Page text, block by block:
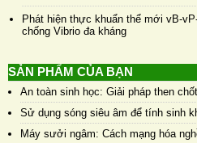
Phát hiện thực khuẩn thể mới vB-
chống Vibrio đa kháng
SẢN PHẨM CỦA BẠN
An toàn sinh học: Giải pháp then
Sử dụng sóng siêu âm để tính sinh
Máy sưởi ngâm: Cách mạng hóa